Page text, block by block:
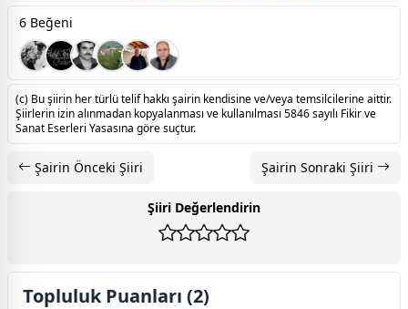
6 Beğeni
(c) Bu şiirin her türlü telif hakkı şairin kendisine ve/veya temsilcilerine aittir.
Şiirlerin izin alınmadan kopyalanması ve kullanılması 5846 sayılı Fikir ve
Sanat Eserleri Yasasına göre suçtur.
Şairin Önceki Şiiri Şairin Sonraki Şiiri
Şiiri Değerlendirin
Topluluk Puanları (2)